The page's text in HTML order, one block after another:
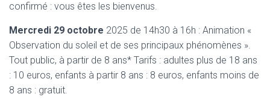
confirmé : vous êtes les bienvenus.
Mercredi 29 octobre 2025 de 14h30 à 16h : Animation «
Observation du soleil et de ses principaux phénomènes ».
Tout public, à partir de 8 ans* Tarifs : adultes plus de 18 ans
: 10 euros, enfants à partir 8 ans : 8 euros, enfants moins de
8 ans : gratuit.